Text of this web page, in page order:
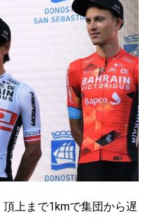
頂上まで1kmで集団から遅